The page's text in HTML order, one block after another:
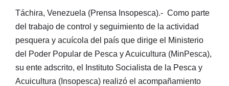
Táchira, Venezuela (Prensa Insopesca).- Como parte
del trabajo de control y seguimiento de la actividad
pesquera y acuícola del país que dirige el Ministerio
del Poder Popular de Pesca y Acuicultura (MinPesca),
su ente adscrito, el Instituto Socialista de la Pesca y
Acuicultura (Insopesca) realizó el acompañamiento